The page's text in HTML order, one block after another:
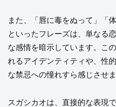
また、「唇に毒をぬって」「
といったフレーズは、単なる
な感情を暗示しています。こ
れるアイデンティティや、性
な禁忌への憧れすら感じさせま
スガシカオは、直接的な表現